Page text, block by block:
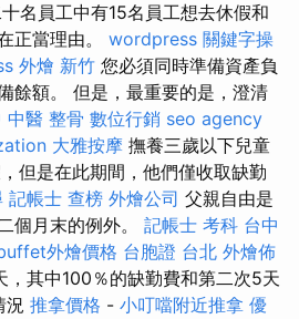
名員工中有15名員工想去休假和
正當理由。 wordpress 關鍵字操
外燴 新竹 您必須同時準備資產負
餘額。 但是，最重要的是，澄清
中醫 整骨 數位行銷 seo agency
大雅按摩 撫養三歲以下兒童
但是在此期間，他們僅收取缺勤
記帳士 查榜 外燴公司 父親自由是
個月末的例外。 記帳士 考科 台中
外燴價格 台胞證 台北 外燴佈
，其中100％的缺勤費和第二次5天
況 推拿價格 - 小叮噹附近推拿 優